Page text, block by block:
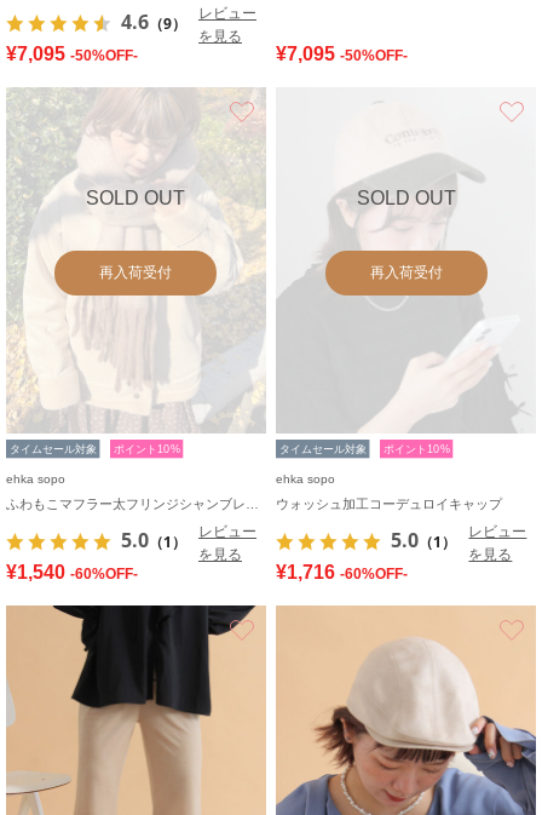
4.6 （9）
レビュー
を見る
¥7,095 -50%OFF- ¥7,095 -50%OFF-
SOLD OUT
再入荷受付
タイムセール対象 ポイント10%
ehka sopo
5.0 （1）
レビュー
を見る
¥1,540 -60%OFF-
SOLD OUT
再入荷受付
タイムセール対象 ポイント10%
ehka sopo
ウォッシュ加工コーデュロイキャップ
5.0 （1）
レビュー
を見る
¥1,716 -60%OFF-